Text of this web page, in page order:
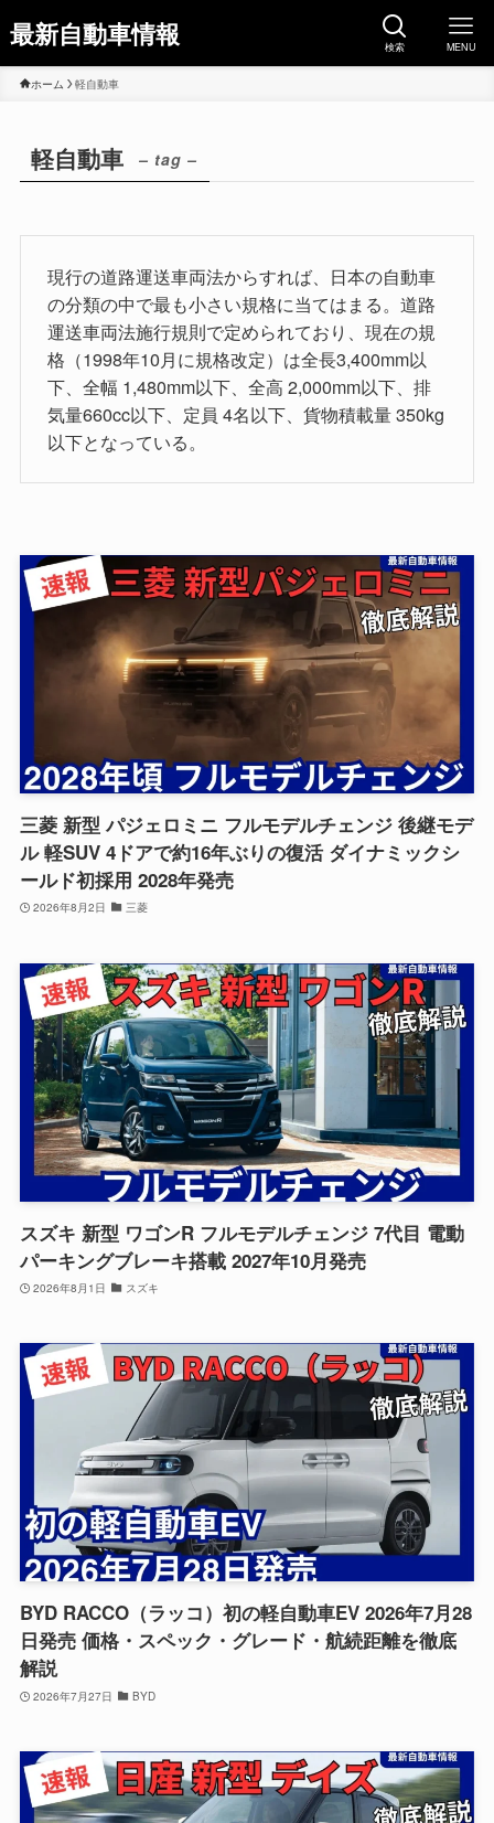
最新自動車情報 検索 MENU
ホーム 軽自動車
軽自動車 – tag –
現行の道路運送車両法からすれば、日本の自動車
の分類の中で最も小さい規格に当てはまる。道路
運送車両法施行規則で定められており、現在の規
格（1998年10月に規格改定）は全長3,400mm以
下、全幅 1,480mm以下、全高 2,000mm以下、排
気量660cc以下、定員 4名以下、貨物積載量 350kg
以下となっている。
三菱 新型 パジェロミニ フルモデルチェンジ 後継モデ
ル 軽SUV 4ドアで約16年ぶりの復活 ダイナミックシ
ールド初採用 2028年発売
2026年8月2日 三菱
スズキ 新型 ワゴンR フルモデルチェンジ 7代目 電動
パーキングブレーキ搭載 2027年10月発売
2026年8月1日 スズキ
BYD RACCO（ラッコ）初の軽自動車EV 2026年7月28
日発売 価格・スペック・グレード・航続距離を徹底
解説
2026年7月27日 BYD